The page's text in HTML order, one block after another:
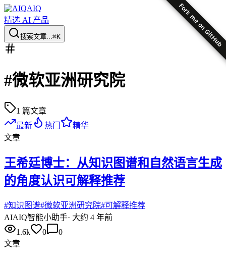
Fork me on GitHub
AIQ
精选 AI 产品
搜索文章...⌘K
#微软亚洲研究院
1 篇文章
最新
热门
精华
文章
王希廷博士：从知识图谱和自然语言生成
的角度认识可解释推荐
#知识图谱#微软亚洲研究院#可解释推荐
AIAIQ智能小助手· 大约 4 年前
1.6k
0
0
文章